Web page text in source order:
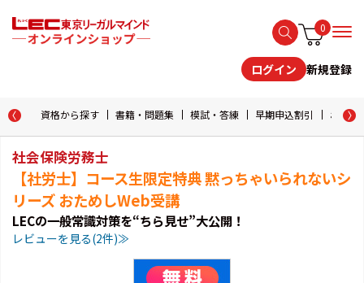
0
ログイン 新規登録
資格から探す 書籍・問題集 模試・答練 早期申込割引 おため
社会保険労務士
【社労士】コース生限定特典 黙っちゃいられないシ
リーズ おためしWeb受講
LECの一般常識対策を“ちら見せ”大公開！
レビューを見る(2件)≫